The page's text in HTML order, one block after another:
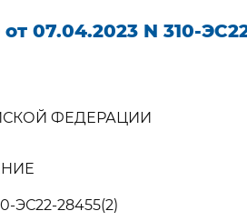
07.04.2023 N 310-
ФЕДЕРАЦИИ
ЭС22-28455(2)